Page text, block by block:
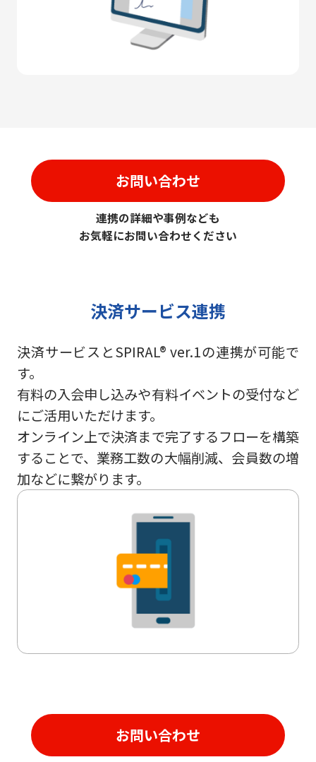
お問い合わせ
連携の詳細や事例なども
お気軽にお問い合わせください
決済サービス連携
決済サービスとSPIRAL® ver.1の連携が可能で
す。
有料の入会申し込みや有料イベントの受付など
にご活用いただけます。
オンライン上で決済まで完了するフローを構築
することで、業務工数の大幅削減、会員数の増
加などに繋がります。
お問い合わせ